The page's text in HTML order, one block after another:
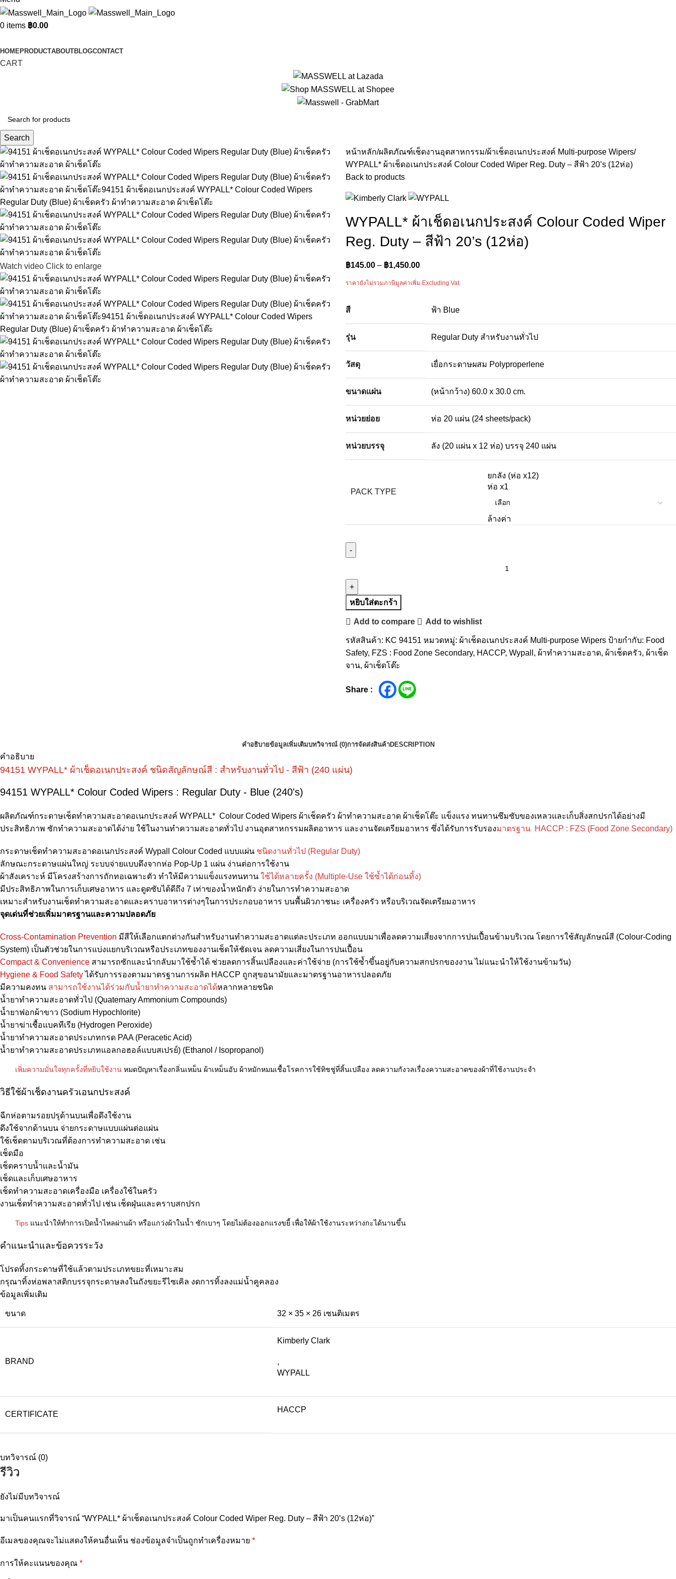
0 items ฿0.00
HOMEPRODUCTABOUTBLOGCONTACT
CART
Search
Watch video Click to enlarge
หน้าหลัก ผลิตภัณฑ์เช็ดงานอุตสาหกรรม ผ้าเช็ดอเนกประสงค์ Multi-purpose Wipers
WYPALL* ผ้าเช็ดอเนกประสงค์ Colour Coded Wiper Reg. Duty – สีฟ้า 20’s (12ห่อ)
Back to products
WYPALL* ผ้าเช็ดอเนกประสงค์ Colour Coded Wiper
Reg. Duty – สีฟ้า 20’s (12ห่อ)
฿145.00 – ฿1,450.00
ราคายังไม่รวมภาษีมูลค่าเพิ่ม Excluding Vat
สี ฟ้า Blue
รุ่น Regular Duty สำหรับงานทั่วไป
วัสดุ เยื่อกระดาษผสม Polyproperlene
ขนาดแผ่น (หน้ากว้าง) 60.0 x 30.0 cm.
หน่วยย่อย ห่อ 20 แผ่น (24 sheets/pack)
หน่วยบรรจุ ลัง (20 แผ่น x 12 ห่อ) บรรจุ 240 แผ่น
PACK TYPE
ยกลัง (ห่อ x12)
ห่อ x1
ล้างค่า
หยิบใส่ตะกร้า
Add to compare Add to wishlist
รหัสสินค้า: KC 94151 หมวดหมู่: ผ้าเช็ดอเนกประสงค์ Multi-purpose Wipers ป้ายกำกับ: Food
Safety, FZS : Food Zone Secondary, HACCP, Wypall , ผ้าทำความสะอาด, ผ้าเช็ดครัว, ผ้าเช็ด
จาน, ผ้าเช็ดโต๊ะ
Share :
คำอธิบายข้อมูลเพิ่มเติมบทวิจารณ์ (0)การจัดส่งสินค้าDESCRIPTION
คำอธิบาย
94151 WYPALL* ผ้าเช็ดอเนกประสงค์ ชนิดสัญลักษณ์สี : สำหรับงานทั่วไป - สีฟ้า (240 แผ่น)
94151 WYPALL* Colour Coded Wipers : Regular Duty - Blue (240's)
ผลิตภัณฑ์กระดาษเช็ดทำความสะอาดอเนกประสงค์ WYPALL* Colour Coded Wipers ผ้าเช็ดครัว ผ้าทำความสะอาด ผ้าเช็ดโต๊ะ แข็งแรง ทนทานซึมซับของเหลวและเก็บสิ่งสกปรกได้อย่างมี
ประสิทธิภาพ ซักทำความสะอาดได้ง่าย ใช้ในงานทำความสะอาดทั่วไป งานอุตสาหกรรมผลิตอาหาร และงานจัดเตรียมอาหาร ซึ่งได้รับการรับรองมาตรฐาน HACCP : FZS (Food Zone Secondary)
กระดาษเช็ดทำความสะอาดอเนกประสงค์ Wypall Colour Coded แบบแผ่น ชนิดงานทั่วไป (Regular Duty)
ลักษณะกระดาษแผ่นใหญ่ ระบบจ่ายแบบดึงจากห่อ Pop-Up 1 แผ่น ง่านต่อการใช้งาน
ผ้าสังเคราะห์ มีโครงสร้างการถักทอเฉพาะตัว ทำให้มีความแข็งแรงทนทาน ใช้ได้หลายครั้ง (Multiple-Use ใช้ซ้ำได้ก่อนทิ้ง)
มีประสิทธิภาพในการเก็บเศษอาหาร และดูดซับได้ดีถึง 7 เท่าของน้ำหนักตัว ง่ายในการทำความสะอาด
เหมาะสำหรับงานเช็ดทำความสะอาดและคราบอาหารต่างๆในการประกอบอาหาร บนพื้นผิวภาชนะ เครื่องครัว หรือบริเวณจัดเตรียมอาหาร
จุดเด่นที่ช่วยเพิ่มมาตรฐานและความปลอดภัย
Cross-Contamination Prevention มีสีให้เลือกแตกต่างกันสำหรับงานทำความสะอาดแต่ละประเภท ออกแบบมาเพื่อลดความเสี่ยงจากการปนเปื้อนข้ามบริเวณ โดยการใช้สัญลักษณ์สี (Colour-Coding
System) เป็นตัวช่วยในการแบ่งแยกบริเวณหรือประเภทของงานเช็ดให้ชัดเจน ลดความเสี่ยงในการปนเปื้อน
Compact & Convenience สามารถซักและนำกลับมาใช้ซ้ำได้ ช่วยลดการสิ้นเปลืองและค่าใช้จ่าย (การใช้ซ้ำขึ้นอยู่กับความสกปรกของงาน ไม่แนะนำให้ใช้งานข้ามวัน)
Hygiene & Food Safetyได้รับการรองตามมาตรฐานการผลิต HACCP ถูกสุขอนามัยและมาตรฐานอาหารปลอดภัย
มีความคงทน สามารถใช้งานได้ร่วมกับน้ำยาทำความสะอาดได้หลากหลายชนิด
น้ำยาทำความสะอาดทั่วไป (Quatemary Ammonium Compounds)
น้ำยาฟอกผ้าขาว (Sodium Hypochlorite)
น้ำยาฆ่าเชื้อแบคทีเรีย (Hydrogen Peroxide)
น้ำยาทำความสะอาดประเภทกรด PAA (Peracetic Acid)
น้ำยาทำความสะอาดประเภทแอลกอฮอล์แบบสเปรย์) (Ethanol / Isopropanol)
เพิ่มความมั่นใจทุกครั้งที่หยิบใช้งาน หมดปัญหาเรื่องกลิ่นเหม็น ผ้าเหม็นอับ ผ้าหมักหมมเชื้อโรคการใช้ทิชชู่ที่สิ้นเปลือง ลดความกังวลเรื่องความสะอาดของผ้าที่ใช้งานประจำ
วิธีใช้ผ้าเช็ดงานครัวเอนกประสงค์
ฉีกห่อตามรอยปรุด้านบนเพื่อดึงใช้งาน
ดึงใช้จากด้านบน จ่ายกระดาษแบบแผ่นต่อแผ่น
ใช้เช็ดตามบริเวณที่ต้องการทำความสะอาด เช่น
เช็ดมือ
เช็ดคราบน้ำและน้ำมัน
เช็ดและเก็บเศษอาหาร
เช็ดทำความสะอาดเครื่องมือ เครื่องใช้ในครัว
งานเช็ดทำความสะอาดทั่วไป เช่น เช็ดฝุ่นและคราบสกปรก
Tips แนะนำให้ทำการเปิดน้ำไหลผ่านผ้า หรือแกว่งผ้าในน้ำ ซักเบาๆ โดยไม่ต้องออกแรงขยี้ เพื่อให้ผ้าใช้งานระหว่างกะได้นานขึ้น
คำแนะนำและข้อควรระวัง
โปรดทิ้งกระดาษที่ใช้แล้วตามประเภทขยะที่เหมาะสม
กรุณาทิ้งห่อพลาสติกบรรจุกระดาษลงในถังขยะรีไซเคิล งดการทิ้งลงแม่น้ำคูคลอง
ข้อมูลเพิ่มเติม
ขนาด 32 × 35 × 26 เซนติเมตร
BRAND
Kimberly Clark
,
WYPALL
CERTIFICATE
HACCP
บทวิจารณ์ (0)
รีวิว
ยังไม่มีบทวิจารณ์
มาเป็นคนแรกที่วิจารณ์ “WYPALL* ผ้าเช็ดอเนกประสงค์ Colour Coded Wiper Reg. Duty – สีฟ้า 20’s (12ห่อ)”
อีเมลของคุณจะไม่แสดงให้คนอื่นเห็น ช่องข้อมูลจำเป็นถูกทำเครื่องหมาย *
การให้คะแนนของคุณ *